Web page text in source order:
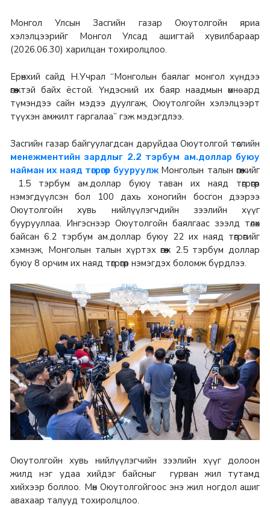
Монгол Улсын Засгийн газар Оюутолгойн яриа
хэлэлцээрийг Монгол Улсад ашигтай хувилбараар
(2026.06.30) харилцан тохиролцлоо.
Ерөнхий сайд Н.Учрал “Монголын баялаг монгол хүндээ
өгөөжтэй байх ёстой. Үндэсний их баяр наадмын өмнө ард
түмэндээ сайн мэдээ дуулгаж, Оюутолгойн хэлэлцээрт
түүхэн амжилт гаргалаа” гэж мэдэгдлээ.
Засгийн газар байгуулагдсан даруйдаа Оюутолгой төслийн
менежментийн зардлыг 2.2 тэрбум ам.доллар буюу
найман их наяд төгрөгөөр бууруулж Монголын талын өгөөжийг
1.5 тэрбум ам.доллар буюу таван их наяд төгрөгөөр
нэмэгдүүлсэн бол 100 дахь хоногийн босгон дээрээ
Оюутолгойн хувь нийлүүлэгчдийн зээлийн хүүг
буурууллаа. Ингэснээр Оюутолгойн баялгаас зээлд төлөх
байсан 6.2 тэрбум ам.доллар буюу 22 их наяд төгрөгийг
хэмнэж, Монголын талын хүртэх өгөөж 2.5 тэрбум доллар
буюу 8 орчим их наяд төгрөгөөр нэмэгдэх боломж бүрдлээ.
Оюутолгойн хувь нийлүүлэгчийн зээлийн хүүг долоон
жилд нэг удаа хийдэг байсныг гурван жил тутамд
хийхээр боллоо. Мөн Оюутолгойгоос энэ жил ногдол ашиг
авахаар талууд тохиролцлоо.